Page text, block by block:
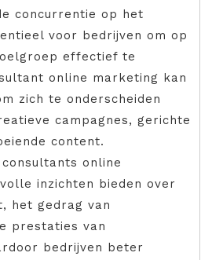
concurrentie op het
voor bedrijven om op
effectief te
online marketing kan
zich te onderscheiden
campagnes, gerichte
content.
online
inzichten bieden over
het gedrag van
prestaties van
bedrijven beter